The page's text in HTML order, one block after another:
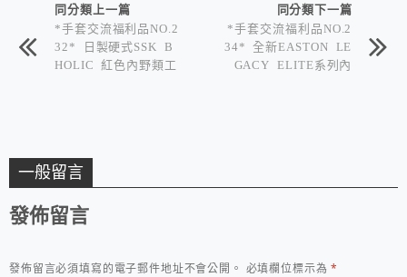
同分類上一篇
*手套交流福利品NO.2
32* 日製硬式SSK B
HOLIC 紅色內野類工
同分類下一篇
*手套交流福利品NO.2
34* 全新EASTON LE
GACY ELITE系列內
一般留言
發佈留言
發佈留言必須填寫的電子郵件地址不會公開。 必填欄位標示為*